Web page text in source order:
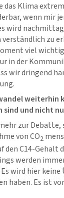
das Klima
wenn mir
wird
zu
viel
in der
wir dringend
weiterhin
und nicht
zur Debatte,
von CO2
den C14-
werden
Es wird hier
haben. Es ist